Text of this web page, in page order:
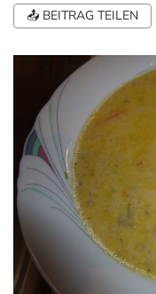
📤 BEITRAG TEILEN